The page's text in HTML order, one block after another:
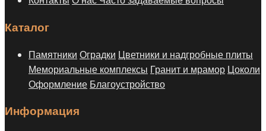
Каталог
Памятники Оградки Цветники и надгробные плиты
Мемориальные комплексы Гранит и мрамор Цоколи
Оформление Благоустройство
Информация